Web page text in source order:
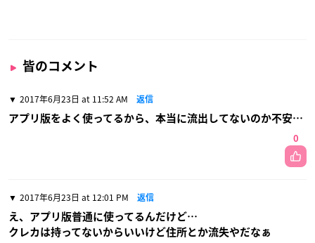
皆のコメント
2017年6月23日 at 11:52 AM 返信
アプリ版をよく使ってるから、本当に流出してないのか不安…
0
2017年6月23日 at 12:01 PM 返信
え、アプリ版普通に使ってるんだけど…
クレカは持ってないからいいけど住所とか流失やだなぁ